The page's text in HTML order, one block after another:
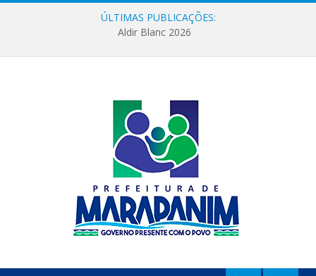
ÚLTIMAS PUBLICAÇÕES:
Aldir Blanc 2026